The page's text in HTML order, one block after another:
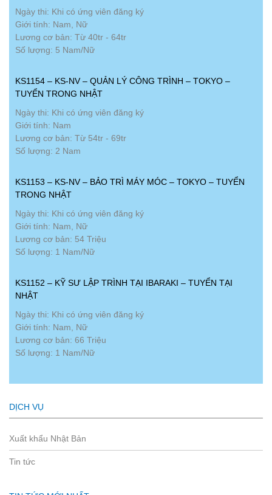
Ngày thi: Khi có ứng viên đăng ký
Giới tính: Nam, Nữ
Lương cơ bản: Từ 40tr - 64tr
Số lượng: 5 Nam/Nữ
KS1154 – KS-NV – QUẢN LÝ CÔNG TRÌNH – TOKYO –
TUYỂN TRONG NHẬT
Ngày thi: Khi có ứng viên đăng ký
Giới tính: Nam
Lương cơ bản: Từ 54tr - 69tr
Số lượng: 2 Nam
KS1153 – KS-NV – BẢO TRÌ MÁY MÓC – TOKYO – TUYỂN
TRONG NHẬT
Ngày thi: Khi có ứng viên đăng ký
Giới tính: Nam, Nữ
Lương cơ bản: 54 Triệu
Số lượng: 1 Nam/Nữ
KS1152 – KỸ SƯ LẬP TRÌNH TẠI IBARAKI – TUYỂN TẠI
NHẬT
Ngày thi: Khi có ứng viên đăng ký
Giới tính: Nam, Nữ
Lương cơ bản: 66 Triệu
Số lượng: 1 Nam/Nữ
DỊCH VỤ
Xuất khẩu Nhật Bản
Tin tức